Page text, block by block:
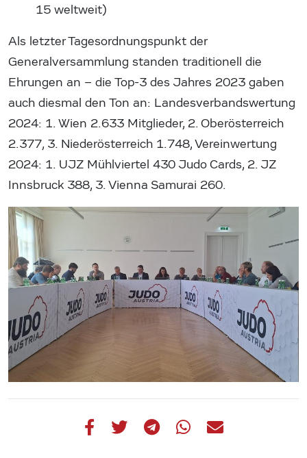
15 weltweit)
Als letzter Tagesordnungspunkt der
Generalversammlung standen traditionell die
Ehrungen an – die Top-3 des Jahres 2023 gaben
auch diesmal den Ton an: Landesverbandswertung
2024: 1. Wien 2.633 Mitglieder, 2. Oberösterreich
2.377, 3. Niederösterreich 1.748, Vereinwertung
2024: 1. UJZ Mühlviertel 430 Judo Cards, 2. JZ
Innsbruck 388, 3. Vienna Samurai 260.